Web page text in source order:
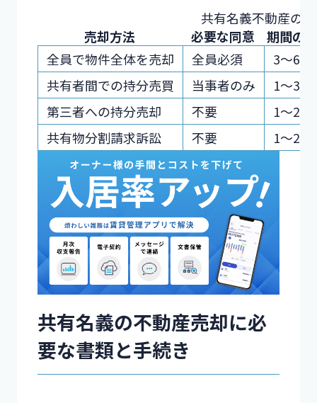
共有名義不動産の
売却方法
必要な同意
期間の
全員で物件全体を売却
全員必須
3〜6ヶ
共有者間での持分売買
当事者のみ
1〜3ヶ
第三者への持分売却
不要
1〜2ヶ
共有物分割請求訴訟
不要 1〜2年
共有名義の不動産売却に必
要な書類と手続き